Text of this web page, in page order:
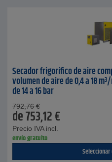
Secador frigorífico de aire
volumen de aire de 0,4 a 18
de 14 a 16 bar
792,76 €
de753,12€
Precio IVA incl.
envío gratuito